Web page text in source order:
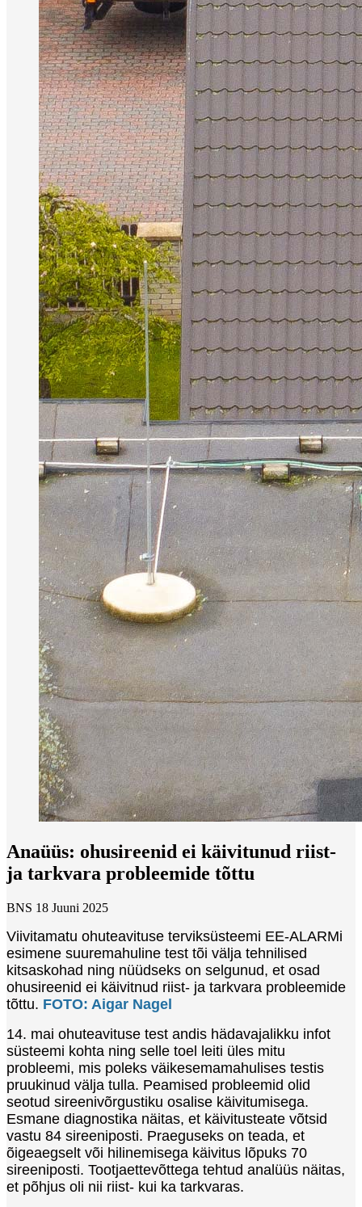
Anaüüs: ohusireenid ei käivitunud riist-
ja tarkvara probleemide tõttu
BNS 18 Juuni 2025
Viivitamatu ohuteavituse terviksüsteemi EE-ALARMi
esimene suuremahuline test tõi välja tehnilised
kitsaskohad ning nüüdseks on selgunud, et osad
ohusireenid ei käivitnud riist- ja tarkvara probleemide
tõttu. FOTO: Aigar Nagel
14. mai ohuteavituse test andis hädavajalikku infot
süsteemi kohta ning selle toel leiti üles mitu
probleemi, mis poleks väikesemamahulises testis
pruukinud välja tulla. Peamised probleemid olid
seotud sireenivõrgustiku osalise käivitumisega.
Esmane diagnostika näitas, et käivitusteate võtsid
vastu 84 sireeniposti. Praeguseks on teada, et
õigeaegselt või hilinemisega käivitus lõpuks 70
sireeniposti. Tootjaettevõttega tehtud analüüs näitas,
et põhjus oli nii riist- kui ka tarkvaras.